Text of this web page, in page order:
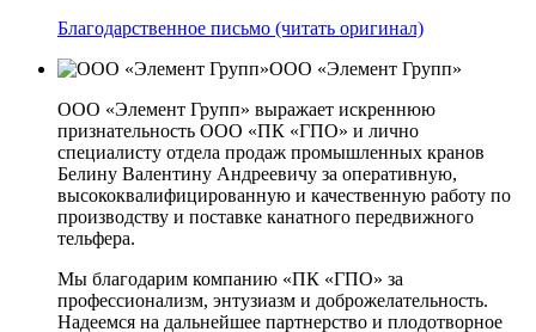
Благодарственное письмо (читать оригинал)
ООО «Элемент Групп»
ООО «Элемент Групп» выражает искреннюю
признательность ООО «ПК «ГПО» и лично
специалисту отдела продаж промышленных кранов
Белину Валентину Андреевичу за оперативную,
высококвалифицированную и качественную работу по
производству и поставке канатного передвижного
тельфера.
Мы благодарим компанию «ПК «ГПО» за
профессионализм, энтузиазм и доброжелательность.
Надеемся на дальнейшее партнерство и плодотворное